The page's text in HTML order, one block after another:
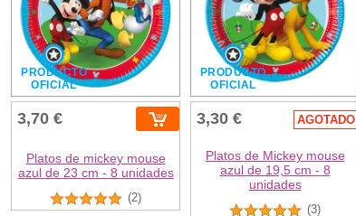
PRODUCTO
OFICIAL
3,70 €
Platos de mickey mouse
azul de 23 cm - 8 unidades
(2)
PRODUCTO
OFICIAL
3,30 € AGOTADO
Platos de Mickey mouse
azul de 19,5 cm - 8
unidades
(3)